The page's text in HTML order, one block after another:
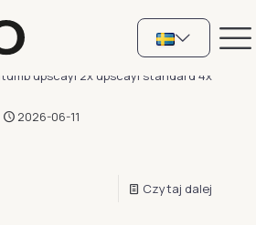
2026-06-11
Czytaj dalej